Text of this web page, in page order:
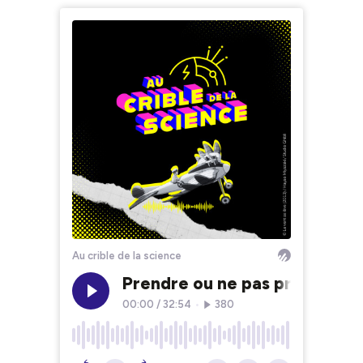
Au crible de la science
Prendre ou ne pas prendre
00:00 / 32:54 380